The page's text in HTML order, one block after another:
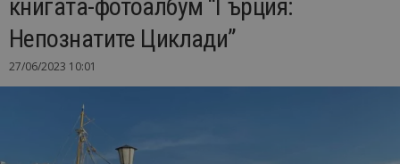
книгата-фотоалбум “Гърция:
Непознатите Циклади”
27/06/2023 10:01